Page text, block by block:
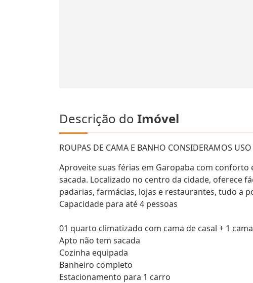
Descrição do Imóvel
ROUPAS DE CAMA E BANHO CONSIDERAMOS USO
Aproveite suas férias em Garopaba com
sacada. Localizado no centro da cidade, oferece
padarias, farmácias, lojas e restaurantes, tudo a
Capacidade para até 4 pessoas
01 quarto climatizado com cama de casal + 1
Apto não tem sacada
Cozinha equipada
Banheiro completo
Estacionamento para 1 carro